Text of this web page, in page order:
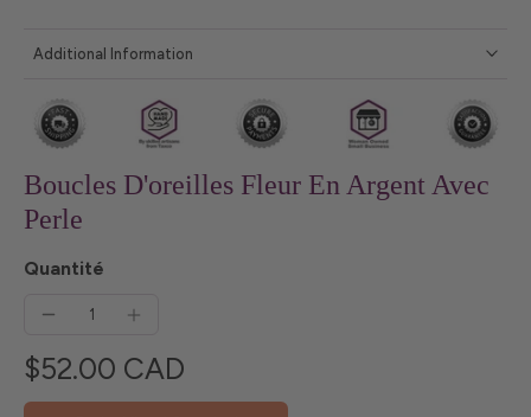
Additional Information
Boucles D'oreilles Fleur En Argent Avec
Perle
Quantité
$52.00 CAD